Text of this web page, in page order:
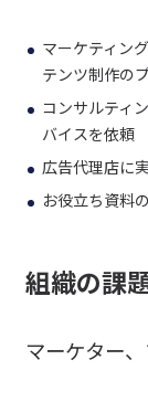
マーケティン
テンツ制作の
コンサルティ
バイスを依頼
広告代理店に
お役立ち資料
組織の課
マーケター